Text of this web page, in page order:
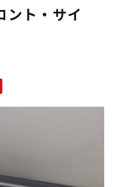
ト・サイ